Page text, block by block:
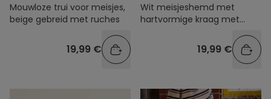
Mouwloze trui voor meisjes,
beige gebreid met ruches
19,99 €
Wit meisjeshemd met
hartvormige kraag met
19,99 €